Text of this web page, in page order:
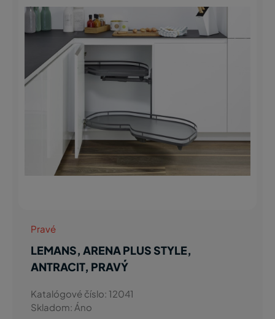
Pravé
LEMANS, ARENA PLUS STYLE,
ANTRACIT, PRAVÝ
Katalógové číslo: 12041
Skladom: Áno